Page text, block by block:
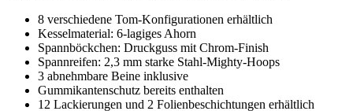
8 verschiedene Tom-Konfigurationen erhältlich
Kesselmaterial: 6-lagiges Ahorn
Spannböckchen: Druckguss mit Chrom-Finish
Spannreifen: 2,3 mm starke Stahl-Mighty-Hoops
3 abnehmbare Beine inklusive
Gummikantenschutz bereits enthalten
12 Lackierungen und 2 Folienbeschichtungen erhältlich